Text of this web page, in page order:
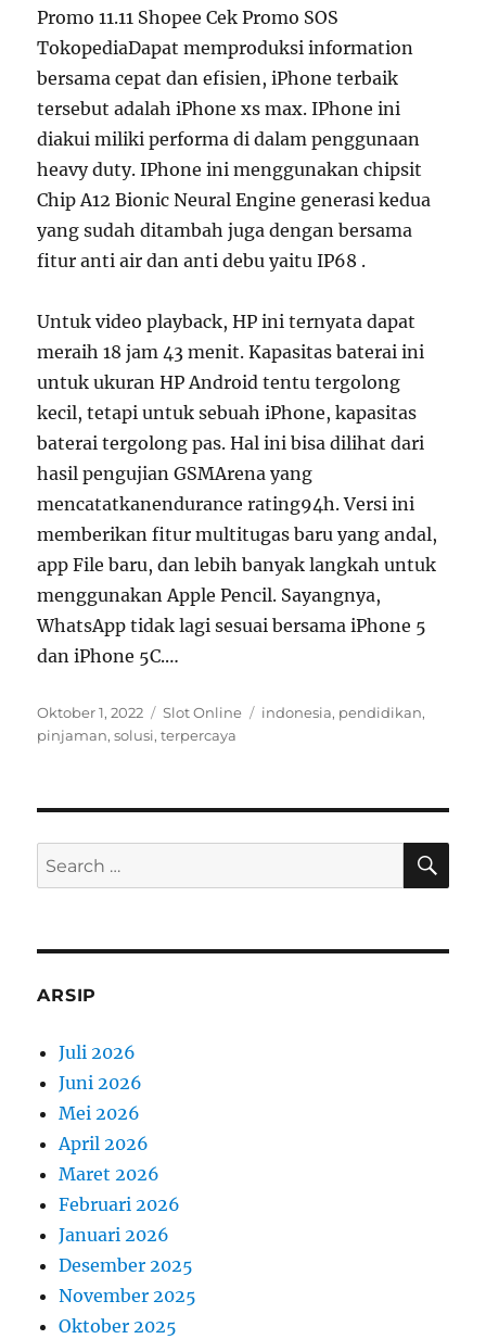
Promo 11.11 Shopee Cek Promo SOS
TokopediaDapat memproduksi information
bersama cepat dan efisien, iPhone terbaik
tersebut adalah iPhone xs max. IPhone ini
diakui miliki performa di dalam penggunaan
heavy duty. IPhone ini menggunakan chipsit
Chip A12 Bionic Neural Engine generasi kedua
yang sudah ditambah juga dengan bersama
fitur anti air dan anti debu yaitu IP68 .
Untuk video playback, HP ini ternyata dapat
meraih 18 jam 43 menit. Kapasitas baterai ini
untuk ukuran HP Android tentu tergolong
kecil, tetapi untuk sebuah iPhone, kapasitas
baterai tergolong pas. Hal ini bisa dilihat dari
hasil pengujian GSMArena yang
mencatatkanendurance rating94h. Versi ini
memberikan fitur multitugas baru yang andal,
app File baru, dan lebih banyak langkah untuk
menggunakan Apple Pencil. Sayangnya,
WhatsApp tidak lagi sesuai bersama iPhone 5
dan iPhone 5C.…
Posted
on
Oktober 1, 2022 Categories
Slot Online Tags
indonesia, pendidikan,
pinjaman,solusi,terpercaya
Search
for:
ARSIP
Juli 2026
Juni 2026
Mei 2026
April 2026
Maret 2026
Februari 2026
Januari 2026
Desember 2025
November 2025
Oktober 2025